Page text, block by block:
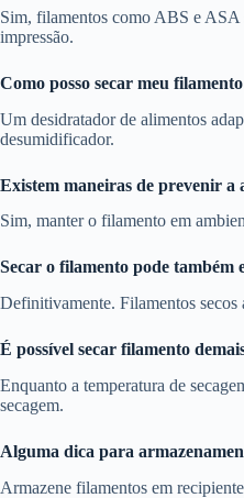
Sim, filamentos como ABS e ASA
impressão.
Como posso secar meu
Um desidratador de alimentos
desumidificador.
Existem maneiras de prevenir a
Sim, manter o filamento em
Secar o filamento pode também
Definitivamente. Filamentos secos
É possível secar filamento
Enquanto a temperatura de
secagem.
Alguma dica para
Armazene filamentos em